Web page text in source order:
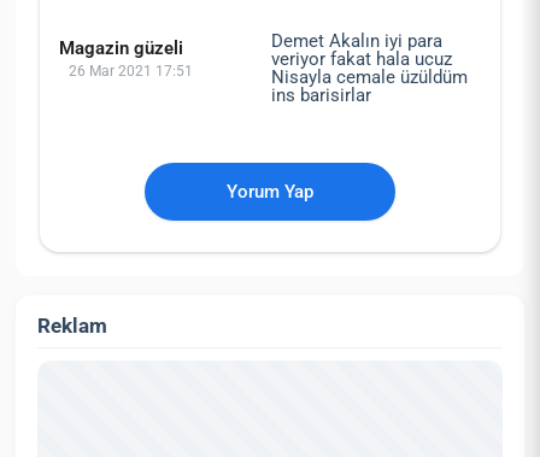
Magazin güzeli
26 Mar 2021 17:51
Demet Akalın iyi para
veriyor fakat hala ucuz
Nisayla cemale üzüldüm
ins barisirlar
Yorum Yap
Reklam